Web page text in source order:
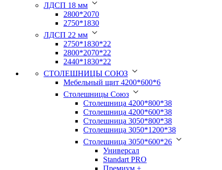
ЛДСП 18 мм
2800*2070
2750*1830
ЛДСП 22 мм
2750*1830*22
2800*2070*22
2440*1830*22
СТОЛЕШНИЦЫ СОЮЗ
Мебельный щит 4200*600*6
Столешницы Союз
Столешница 4200*800*38
Столешница 4200*600*38
Столешница 3050*800*38
Столешница 3050*1200*38
Столешница 3050*600*26
Универсал
Standart PRO
Премиум +